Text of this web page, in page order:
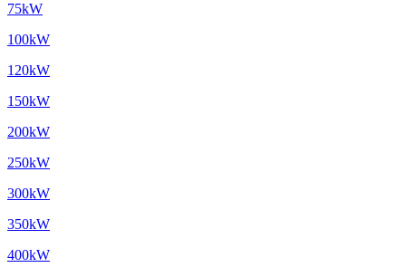
75kW
100kW
120kW
150kW
200kW
250kW
300kW
350kW
400kW